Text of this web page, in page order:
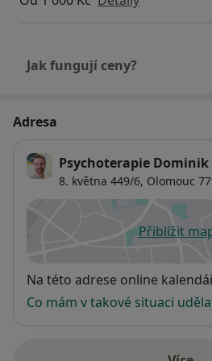
Jak fungují ceny?
Adresa
Psychoterapie Dominik
8. května 449/6, Olomouc
Přiblížitse
Dostupnost
Na této adrese online
Co mám v takové situaci